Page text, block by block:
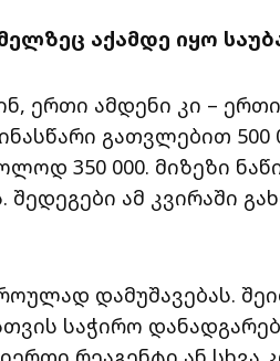
აქამდე იყო
ერთი ამდენი კი –
გათვლებით 500
350 000. მიზეზი
შედეგები ამ კვირაში
დამუშავებას.
საჭირო